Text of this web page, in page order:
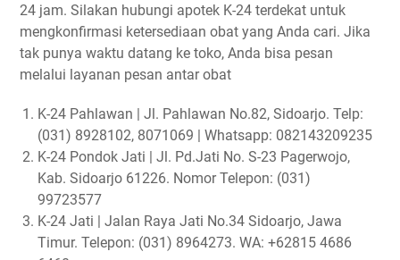
24 jam. Silakan hubungi apotek K-24 terdekat untuk
mengkonfirmasi ketersediaan obat yang Anda cari. Jika
tak punya waktu datang ke toko, Anda bisa pesan
melalui layanan pesan antar obat
K-24 Pahlawan | Jl. Pahlawan No.82, Sidoarjo. Telp:
(031) 8928102, 8071069 | Whatsapp: 082143209235
K-24 Pondok Jati | Jl. Pd.Jati No. S-23 Pagerwojo,
Kab. Sidoarjo 61226. Nomor Telepon: (031)
99723577
K-24 Jati | Jalan Raya Jati No.34 Sidoarjo, Jawa
Timur. Telepon: (031) 8964273. WA: +62815 4686